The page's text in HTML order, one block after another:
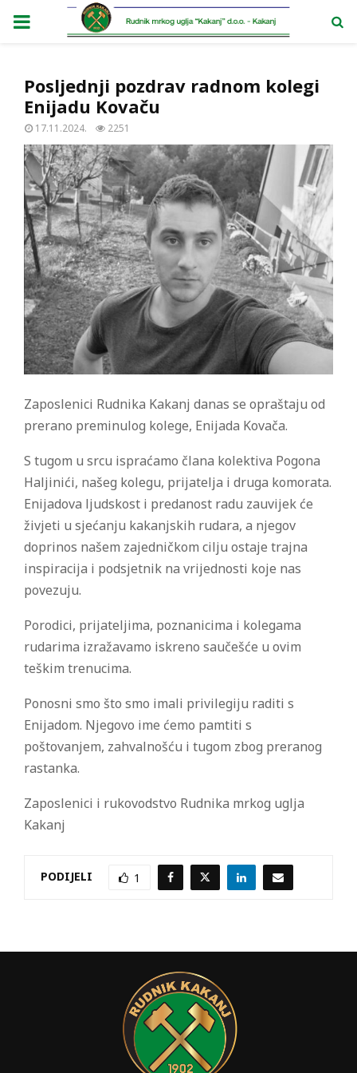
PRIMARY
Posljednji pozdrav radnom kolegi
Enijadu Kovaču
17.11.2024. 2251
Zaposlenici Rudnika Kakanj danas se opraštaju od
prerano preminulog kolege, Enijada Kovača.
S tugom u srcu ispraćamo člana kolektiva Pogona
Haljinići, našeg kolegu, prijatelja i druga komorata.
Enijadova ljudskost i predanost radu zauvijek će
živjeti u sjećanju kakanjskih rudara, a njegov
doprinos našem zajedničkom cilju ostaje trajna
inspiracija i podsjetnik na vrijednosti koje nas
povezuju.
Porodici, prijateljima, poznanicima i kolegama
rudarima izražavamo iskreno saučešće u ovim
teškim trenucima.
Ponosni smo što smo imali privilegiju raditi s
Enijadom. Njegovo ime ćemo pamtiti s
poštovanjem, zahvalnošću i tugom zbog preranog
rastanka.
Zaposlenici i rukovodstvo Rudnika mrkog uglja
Kakanj
PODIJELI 1